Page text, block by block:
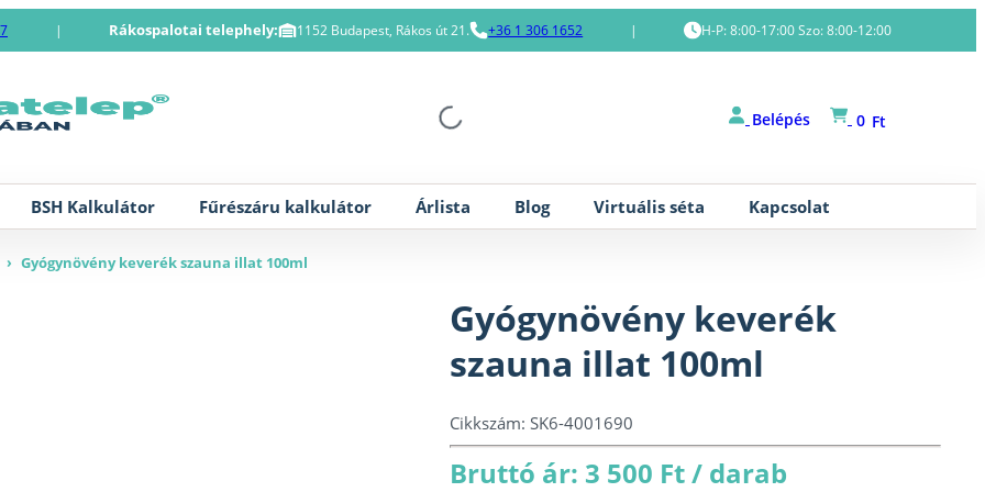
| Rákospalotai telephely: 1152 Budapest, Rákos út 21. +36 1 306 1652 | H-P: 8:00-17:00 Szo: 8:00-12:00
Belépés 0 Ft
BSH Kalkulátor Fűrészáru kalkulátor Árlista Blog Virtuális séta Kapcsolat
› Gyógynövény keverék szauna illat 100ml
Gyógynövény keverék
szauna illat 100ml
Cikkszám: SK6-4001690
Bruttó ár: 3 500 Ft / darab